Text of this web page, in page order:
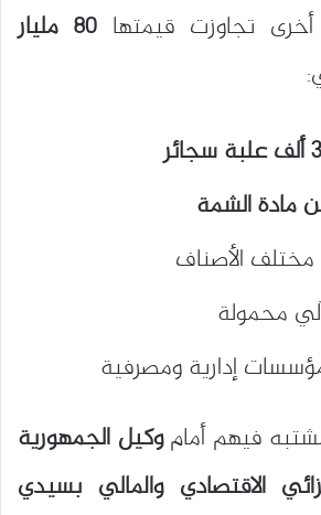
تجاوزت قيمتها
80 مليار
الأصناف
محمولة
إدارية ومصرفية
فيهم أماموكيل الجمهورية
الاقتصادي والمالي بسيدي